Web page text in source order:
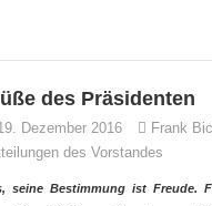
des Präsidenten
Dezember 2016
Frank
des Vorstandes
seine Bestimmung ist Freude.